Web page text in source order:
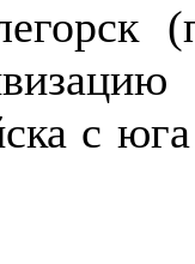
с